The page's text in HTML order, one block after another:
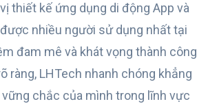
thiết kế ứng dụng di động App và
nhiều người sử dụng nhất tại
đam mê và khát vọng thành công
ràng, LHTech nhanh chóng khẳng
chắc của mình trong lĩnh vực